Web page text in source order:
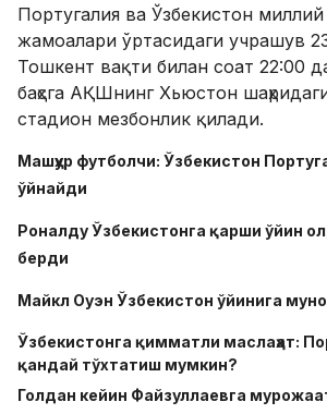
Португалия ва Ўзбекистон
жамоалари ўртасидаги учрашув
Тошкент вақти билан соат 22:00
баҳсга АҚШнинг Хьюстон
стадион мезбонлик қилади.
Машҳур футболчи: Ўзбекистон
ўйнайди
Роналду Ўзбекистонга қарши ўйин
берди
Майкл Оуэн Ўзбекистон ўйинига
Ўзбекистонга қимматли маслаҳат:
қандай тўхтатиш мумкин?
Голдан кейин Файзуллаевга